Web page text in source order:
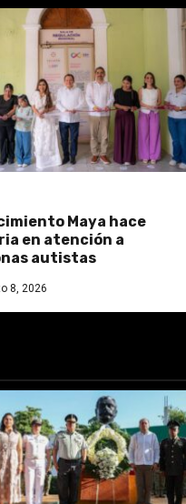
Maya hace
en atención a
autistas
8, 2026